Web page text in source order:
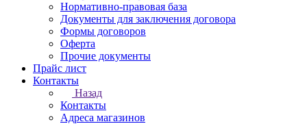
Нормативно-правовая база
Документы для заключения договора
Формы договоров
Оферта
Прочие документы
Прайс лист
Контакты
Назад
Контакты
Адреса магазинов